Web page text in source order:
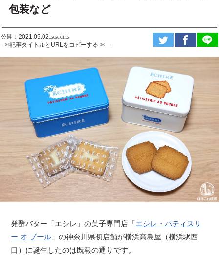
包装など
公開：2021.05.02ಇ2026.01.15
--✄記事タイトルとURLをコピーする-✄—
発酵バター「エシレ」の菓子専門店「エシレ・パティスリ
ー オ ブール 」の神奈川県初店舗が横浜高島屋（横浜駅西
口）に誕生したのは既報の通りです。